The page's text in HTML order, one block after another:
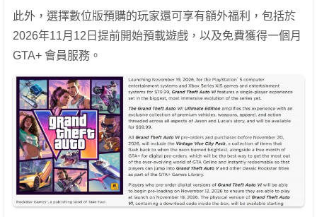
此外，選擇數位版預購的玩家還可享有額外福利，包括於
2026年11月12日提前開始預載遊戲，以及免費獲得一個月
GTA+ 會員服務。